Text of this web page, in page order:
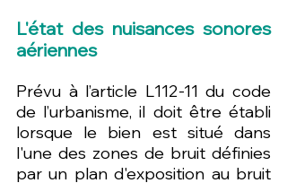
L'état des nuisances sonores
aériennes
Prévu à l’article L112-11 du code
de l’urbanisme, il doit être établi
lorsque le bien est situé dans
l'une des zones de bruit définies
par un plan d'exposition au bruit